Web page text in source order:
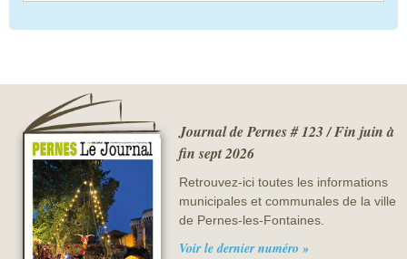
Journal de Pernes # 123 / Fin juin à
fin sept 2026
Retrouvez-ici toutes les informations
municipales et communales de la ville
de Pernes-les-Fontaines.
Voir le dernier numéro »